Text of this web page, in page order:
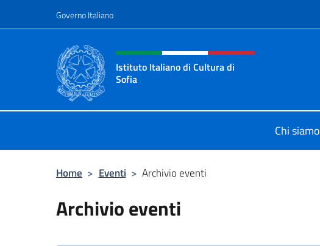
Governo Italiano
Intestazione sito, social e menù
Istituto Italiano di Cultura di
Sofia
Chi siamo
Home > Eventi > Archivio eventi
Archivio eventi